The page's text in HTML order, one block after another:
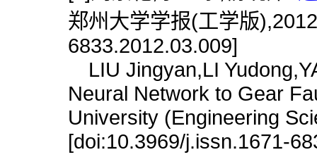
郑州大学学报(工学版
6833.2012.03.009]
LIU Jingyan,LI
Neural Network to Gear
University (Engineering
[doi:10.3969/j.issn.1671-